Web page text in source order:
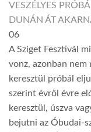
VESZÉLYES
DUNÁN ÁT
06
A Sziget Fesztivál
vonz, azonban
keresztül próbál
szerint évről évre
keresztül, úszva
bejutni az Óbudai-